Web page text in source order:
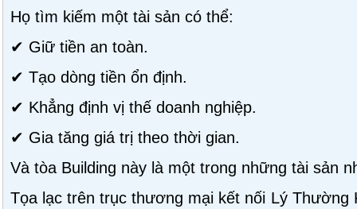
Họ tìm kiếm một tài sản có thể:
✔ Giữ tiền an toàn.
✔ Tạo dòng tiền ổn định.
✔ Khẳng định vị thế doanh nghiệp.
✔ Gia tăng giá trị theo thời gian.
Và tòa Building này là một trong những tài sản
Tọa lạc trên trục thương mại kết nối Lý Thường